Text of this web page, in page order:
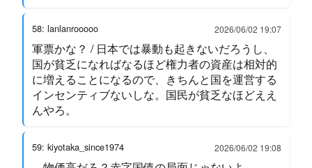
58: lanlanrooooo 2026/06/02 19:07
軍票かな？ / 日本では暴動も起きないだろうし、
国が貧乏になればなるほど権力者の資産は相対的
に増えることになるので、きちんと国を運営する
インセンティブないしな。国民が貧乏なほどええ
んやろ。
59: kiyotaka_since1974 2026/06/02 19:08